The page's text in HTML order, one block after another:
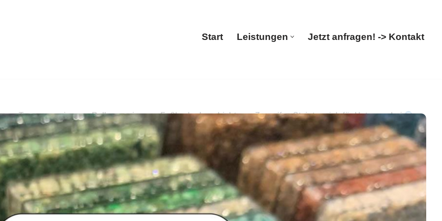
Start Leistungen Jetzt anfragen! -> Kontakt
Treppensanierung, Balkonsanierung, Fußbodenbeschichtung. Zugreifen Steinteppich für Uetersen bei
Balkonsanierung, Fußbodenbeschichtung.
PayKIES, Ihr Boden-Verleger bietet ✓Terrassensanierung,
auch ✓Fußbodenbeschichtung für 25436 Uetersen. Zusammen erreichen wir mehr ✉.